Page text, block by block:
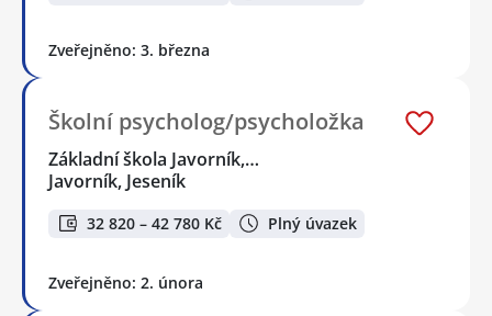
Zveřejněno: 3. března
Školní psycholog/psycholožka
Základní škola Javorník,…
Javorník, Jeseník
32 820 – 42 780 Kč Plný úvazek
Zveřejněno: 2. února